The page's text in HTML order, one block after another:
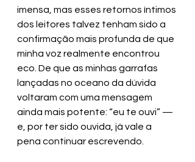
imensa, mas esses retornos íntimos
dos leitores talvez tenham sido a
confirmação mais profunda de que
minha voz realmente encontrou
eco. De que as minhas garrafas
lançadas no oceano da dúvida
voltaram com uma mensagem
ainda mais potente: “eu te ouvi” —
e, por ter sido ouvida, já vale a
pena continuar escrevendo.